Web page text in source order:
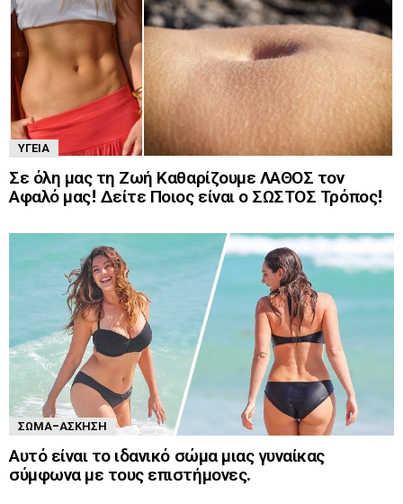
ΥΓΕΊΑ
Σε όλη μας τη Ζωή Καθαρίζουμε ΛΑΘΟΣ τον
Αφαλό μας! Δείτε Ποιος είναι ο ΣΩΣΤΟΣ Τρόπος!
ΣΏΜΑ-ΆΣΚΗΣΗ
Αυτό είναι το ιδανικό σώμα μιας γυναίκας
σύμφωνα με τους επιστήμονες.